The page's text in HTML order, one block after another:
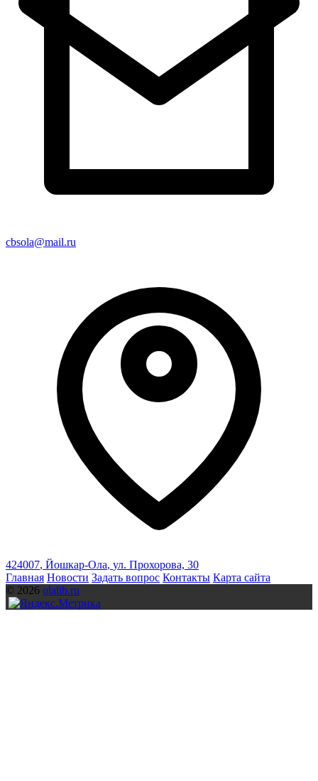
cbsola@mail.ru
424007, Йошкар-Ола, ул. Прохорова, 30
Главная Новости Задать вопрос Контакты Карта сайта
© 2026 olalib.ru